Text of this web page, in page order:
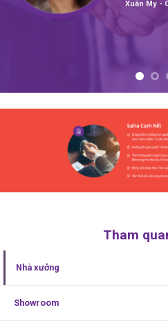
Xuân My -
Tham
Nhà xưởng
Showroom